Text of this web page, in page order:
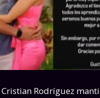
Rodríguez